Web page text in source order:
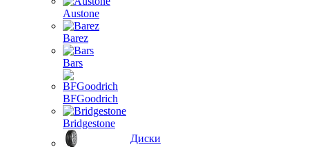
Austone
Barez
Bars
BFGoodrich
Bridgestone
Диски